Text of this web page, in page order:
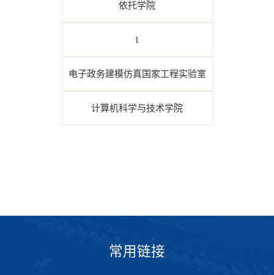
依托学院
1
电子政务建模仿真国家工程实验室
计算机科学与技术学院
常用链接